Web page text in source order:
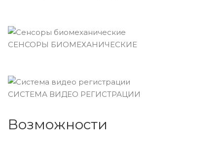
СЕНСОРЫ БИОМЕХАНИЧЕСКИЕ
СИСТЕМА ВИДЕО РЕГИСТРАЦИИ
Возможности